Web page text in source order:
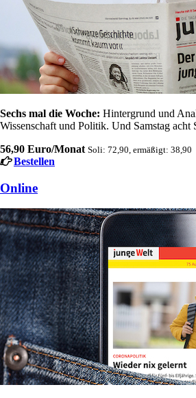
Sechs mal die Woche: Hintergrund und
Wissenschaft und Politik. Und Samstag acht
56,90 Euro/Monat Soli: 72,90, ermäßigt: 38,90
Bestellen
Online